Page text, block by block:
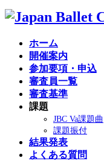
ホーム
開催案内
参加要項・申込
審査員一覧
審査基準
課題
JBC Va課題曲
課題振付
結果発表
よくある質問